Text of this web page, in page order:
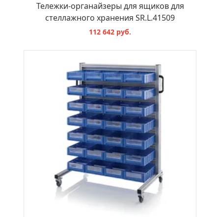
Тележки-органайзеры для ящиков для
стеллажного хранения SR.L.41509
112 642 руб.